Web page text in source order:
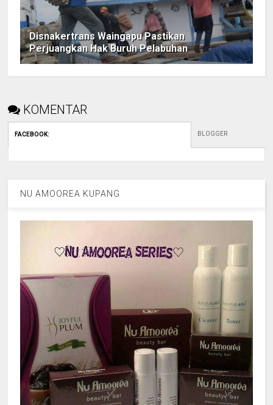
Disnakertrans Waingapu Pastikan
Perjuangkan Hak Buruh Pelabuhan
KOMENTAR
FACEBOOK: BLOGGER
NU AMOOREA KUPANG